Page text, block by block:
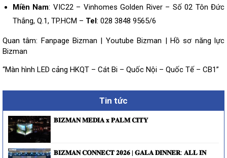
Miền Nam: VIC22 – Vinhomes Golden River – Số 02 Tôn Đức
Thắng, Q.1, TP.HCM – Tel : 028 3848 9565/6
Quan tâm: Fanpage Bizman Youtube Bizman
Hồ sơ năng lực
Bizman
“Màn hình LED cảng HKQT – Cát Bi – Quốc Nội – Quốc Tế – CB1”
Tin tức
𝐁𝐈𝐙𝐌𝐀𝐍 𝐌𝐄𝐃𝐈𝐀 𝐱 𝐏𝐀𝐋𝐌 𝐂𝐈𝐓𝐘
𝐁𝐈𝐙𝐌𝐀𝐍 𝐂𝐎𝐍𝐍𝐄𝐂𝐓 𝟐𝟎𝟐𝟔 | 𝐆𝐀𝐋𝐀 𝐃𝐈𝐍𝐍𝐄𝐑: 𝐀𝐋𝐋 𝐈𝐍